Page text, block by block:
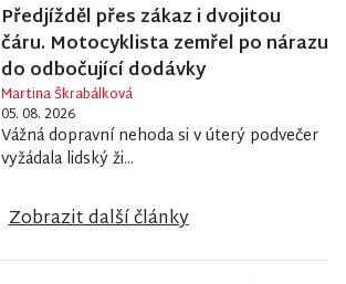
Předjížděl přes zákaz i dvojitou
čáru. Motocyklista zemřel po nárazu
do odbočující dodávky
Martina Škrabálková
05. 08. 2026
Vážná dopravní nehoda si v úterý podvečer
vyžádala lidský ži...
Zobrazit další články